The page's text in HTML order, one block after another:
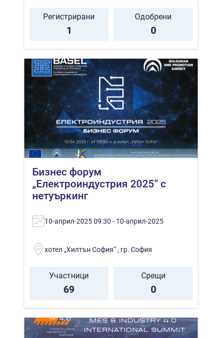
Регистрирани
1
Одобрени
0
Бизнес форум
„Електроиндустрия 2025“ с
нетуъркинг
10-април-2025 09:30 - 10-април-2025
хотел „Хилтън София“ , гр. София
Участници
69
Срещи
0